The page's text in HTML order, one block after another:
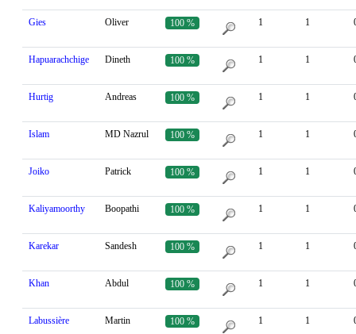
Gies Oliver 100 % 1 1
Hapuarachchige Dineth 100 % 1 1
Hurtig Andreas 100 % 1 1
Islam MD Nazrul 100 % 1 1
Joiko Patrick 100 % 1 1
Kaliyamoorthy Boopathi 100 % 1 1
Karekar Sandesh 100 % 1 1
Khan Abdul 100 % 1 1
Labussière Martin 100 % 1 1